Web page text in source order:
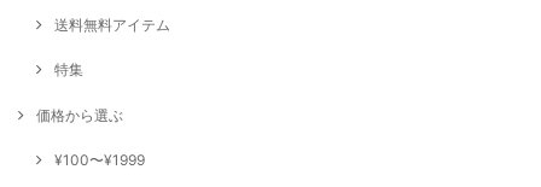
送料無料アイテム
特集
価格から選ぶ
¥100〜¥1999